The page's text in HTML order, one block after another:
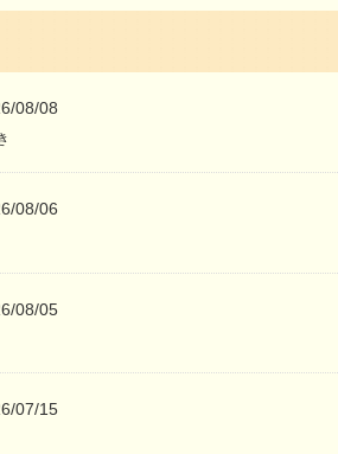
08/08
08/06
08/05
07/15